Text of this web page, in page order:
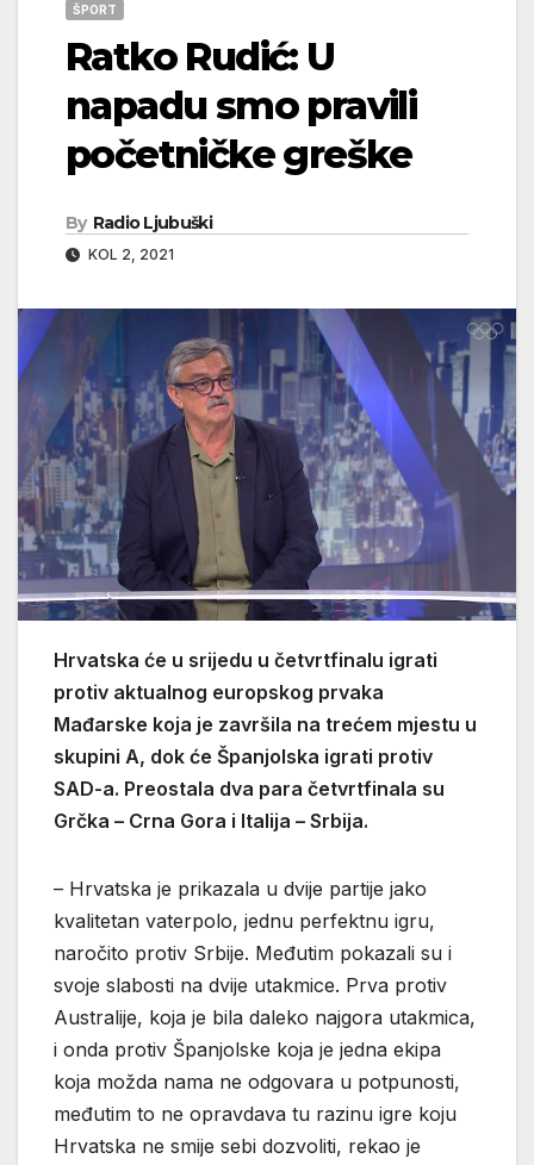
ŠPORT
Ratko Rudić: U
napadu smo pravili
početničke greške
By Radio Ljubuški
KOL 2, 2021
Hrvatska će u srijedu u četvrtfinalu igrati
protiv aktualnog europskog prvaka
Mađarske koja je završila na trećem mjestu u
skupini A, dok će Španjolska igrati protiv
SAD-a. Preostala dva para četvrtfinala su
Grčka – Crna Gora i Italija – Srbija.
– Hrvatska je prikazala u dvije partije jako
kvalitetan vaterpolo, jednu perfektnu igru,
naročito protiv Srbije. Međutim pokazali su i
svoje slabosti na dvije utakmice. Prva protiv
Australije, koja je bila daleko najgora utakmica,
i onda protiv Španjolske koja je jedna ekipa
koja možda nama ne odgovara u potpunosti,
međutim to ne opravdava tu razinu igre koju
Hrvatska ne smije sebi dozvoliti, rekao je